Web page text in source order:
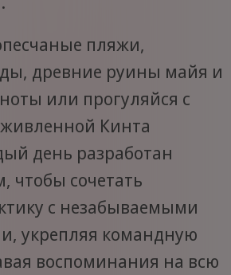
пляжи,
древние руины майя и
или прогуляйся с
Кинта
день разработан
чтобы сочетать
с незабываемыми
укрепляя командную
воспоминания на всю